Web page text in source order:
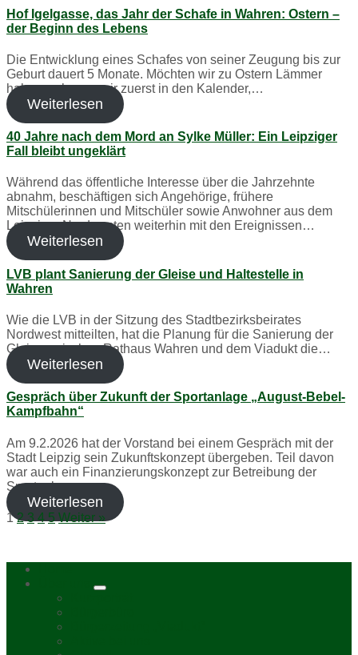
Hof Igelgasse, das Jahr der Schafe in Wahren: Ostern –
der Beginn des Lebens
Die Entwicklung eines Schafes von seiner Zeugung bis zur
Geburt dauert 5 Monate. Möchten wir zu Ostern Lämmer
haben, schauen wir zuerst in den Kalender,…
Weiterlesen
40 Jahre nach dem Mord an Sylke Müller: Ein Leipziger
Fall bleibt ungeklärt
Während das öffentliche Interesse über die Jahrzehnte
abnahm, beschäftigen sich Angehörige, frühere
Mitschülerinnen und Mitschüler sowie Anwohner aus dem
Leipziger Nordwesten weiterhin mit den Ereignissen…
Weiterlesen
LVB plant Sanierung der Gleise und Haltestelle in
Wahren
Wie die LVB in der Sitzung des Stadtbezirksbeirates
Nordwest mitteilten, hat die Planung für die Sanierung der
Gleise zwischen Rathaus Wahren und dem Viadukt die…
Weiterlesen
Gespräch über Zukunft der Sportanlage „August-Bebel-
Kampfbahn“
Am 9.2.2026 hat der Vorstand bei einem Gespräch mit der
Stadt Leipzig sein Zukunftskonzept übergeben. Teil davon
war auch ein Finanzierungskonzept zur Betreibung der
Sportanlage…
Weiterlesen
1 2 3 4 5 Weiter »